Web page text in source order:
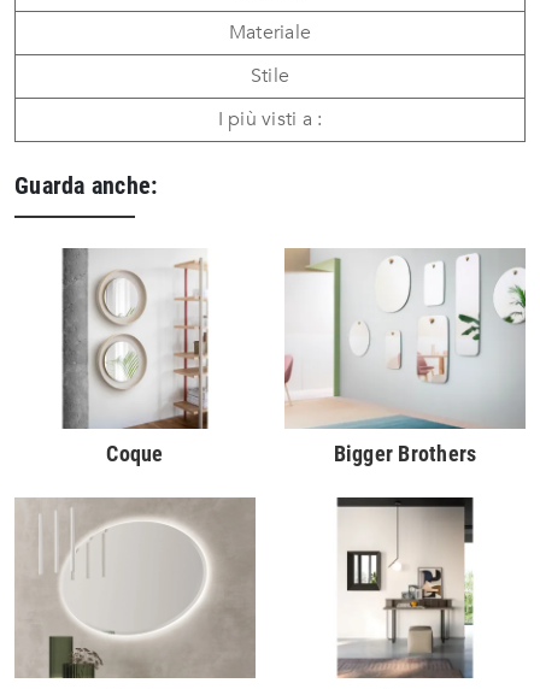
Materiale
Stile
I più visti a :
Guarda anche:
Coque Bigger Brothers